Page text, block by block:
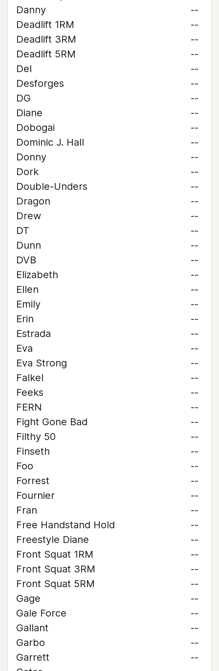
Danny
--
Deadlift 1RM
--
Deadlift 3RM
--
Deadlift 5RM
--
Del
--
Desforges
--
DG
--
Diane
--
Dobogai
--
Dominic J. Hall
--
Donny
--
Dork
--
Double-Unders
--
Dragon
--
Drew
--
DT
--
Dunn
--
DVB
--
Elizabeth
--
Ellen
--
Emily
--
Erin
--
Estrada
--
Eva
--
Eva Strong
--
Falkel
--
Feeks
--
FERN
--
Fight Gone Bad
--
Filthy 50
--
Finseth
--
Foo
--
Forrest
--
Fournier
--
Fran
--
Free Handstand Hold
--
Freestyle Diane
--
Front Squat 1RM
--
Front Squat 3RM
--
Front Squat 5RM
--
Gage
--
Gale Force
--
Gallant
--
Garbo
--
Garrett
--